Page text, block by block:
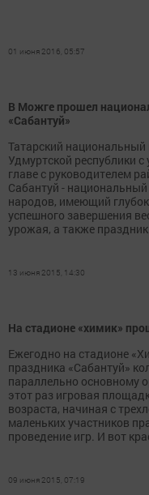
01 июня 2016, 05:57
В Можге прошел
«Сабантуй»
Татарский
Удмуртской республики
главе с руководителем
Сабантуй -
народов, имеющий
успешного завершения
урожая, а также
13 июня 2015, 14:30
На стадионе «химик»
Ежегодно на стадионе
праздника «Сабантуй»
параллельно основному
этот раз игровая
возраста, начиная с
маленьких участников
проведение игр. И вот
09 июня 2015, 07:19